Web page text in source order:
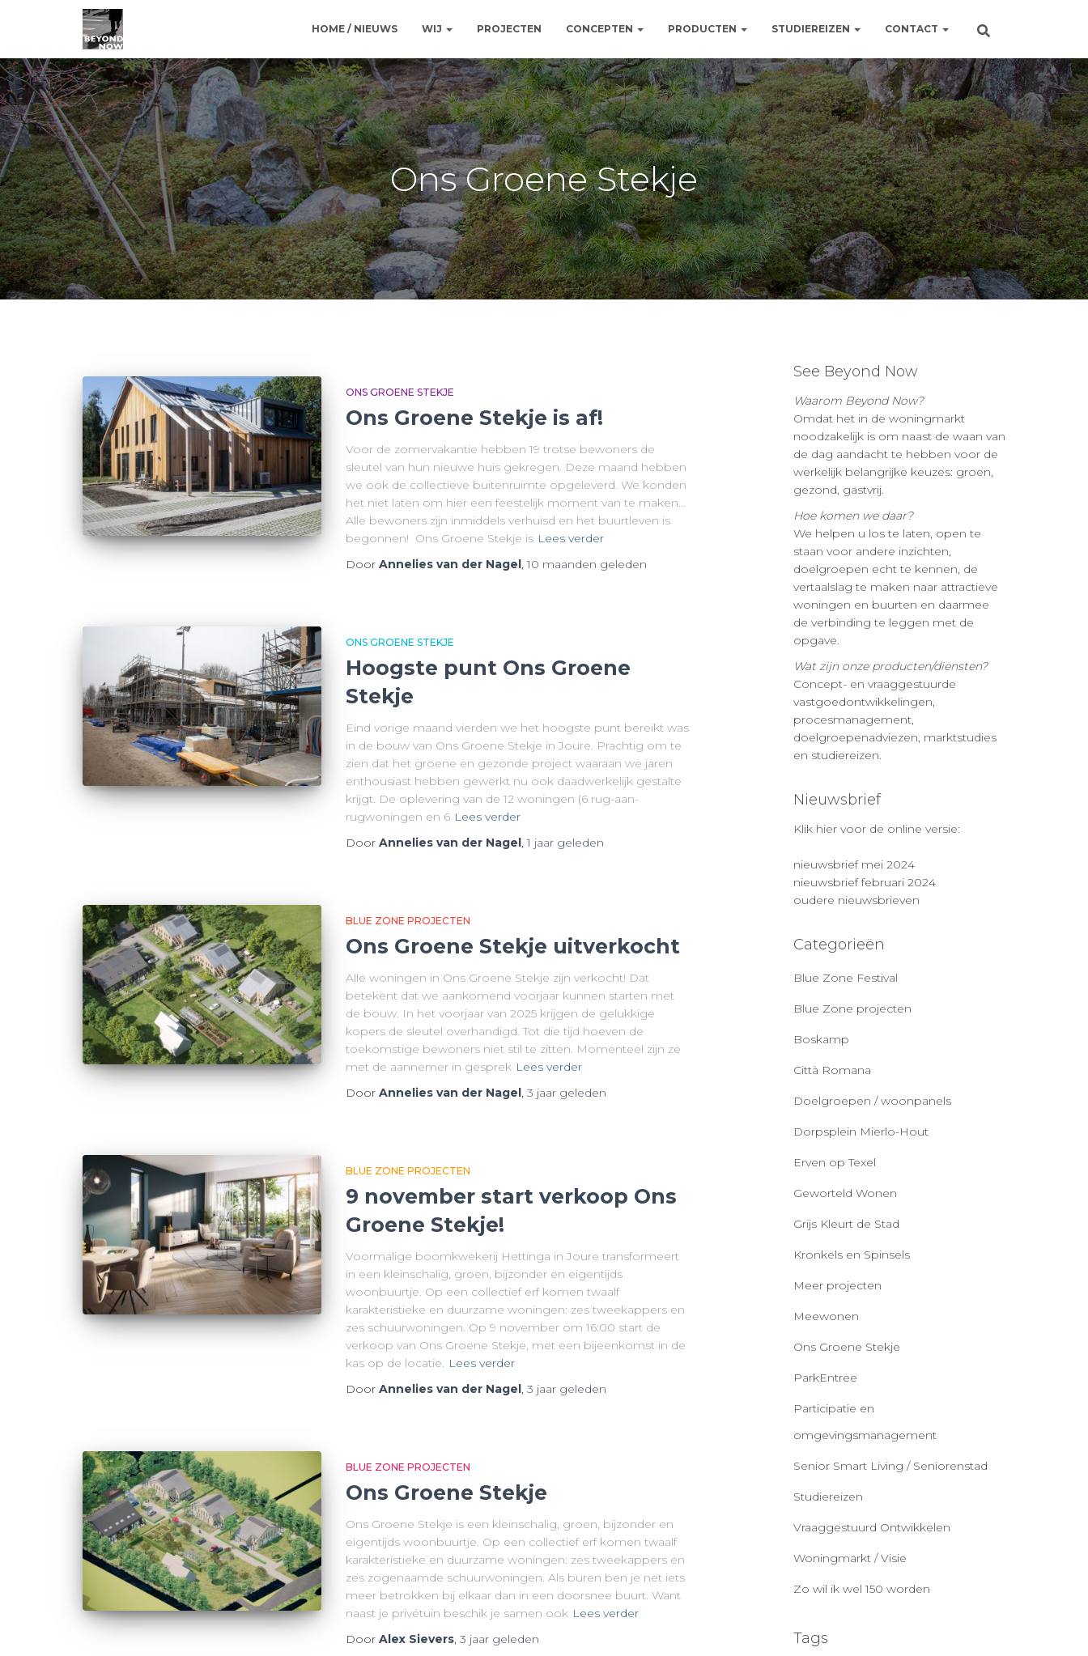
HOME / NIEUWS WIJ PROJECTEN CONCEPTEN PRODUCTEN STUDIEREIZEN CONTACT
Ons Groene Stekje
ONS GROENE STEKJE
Ons Groene Stekje is af!
Voor de zomervakantie hebben 19 trotse bewoners de
sleutel van hun nieuwe huis gekregen. Deze maand hebben
we ook de collectieve buitenruimte opgeleverd. We konden
het niet laten om hier een feestelijk moment van te maken…
Alle bewoners zijn inmiddels verhuisd en het buurtleven is
begonnen! Ons Groene Stekje is Lees verder
Door Annelies van der Nagel,10 maanden geleden
ONS GROENE STEKJE
Hoogste punt Ons Groene
Stekje
Eind vorige maand vierden we het hoogste punt bereikt was
in de bouw van Ons Groene Stekje in Joure. Prachtig om te
zien dat het groene en gezonde project waaraan we jaren
enthousiast hebben gewerkt nu ook daadwerkelijk gestalte
krijgt. De oplevering van de 12 woningen (6 rug-aan-
rugwoningen en 6 Lees verder
Door Annelies van der Nagel,1 jaar geleden
BLUE ZONE PROJECTEN
Ons Groene Stekje uitverkocht
Alle woningen in Ons Groene Stekje zijn verkocht! Dat
betekent dat we aankomend voorjaar kunnen starten met
de bouw. In het voorjaar van 2025 krijgen de gelukkige
kopers de sleutel overhandigd. Tot die tijd hoeven de
toekomstige bewoners niet stil te zitten. Momenteel zijn ze
met de aannemer in gesprek Lees verder
Door Annelies van der Nagel, 3 jaar geleden
BLUE ZONE PROJECTEN
9 november start verkoop Ons
Groene Stekje!
Voormalige boomkwekerij Hettinga in Joure transformeert
in een kleinschalig, groen, bijzonder en eigentijds
woonbuurtje. Op een collectief erf komen twaalf
karakteristieke en duurzame woningen: zes tweekappers en
zes schuurwoningen. Op 9 november om 16:00 start de
verkoop van Ons Groene Stekje, met een bijeenkomst in de
kas op de locatie. Lees verder
Door Annelies van der Nagel, 3 jaar geleden
BLUE ZONE PROJECTEN
Ons Groene Stekje
Ons Groene Stekje is een kleinschalig, groen, bijzonder en
eigentijds woonbuurtje. Op een collectief erf komen twaalf
karakteristieke en duurzame woningen: zes tweekappers en
zes zogenaamde schuurwoningen. Als buren ben je net iets
meer betrokken bij elkaar dan in een doorsnee buurt. Want
naast je privétuin beschik je samen ook Lees verder
Door Alex Sievers, 3 jaar geleden
See Beyond Now
Waarom Beyond Now?
Omdat het in de woningmarkt
noodzakelijk is om naast de waan van
de dag aandacht te hebben voor de
werkelijk belangrijke keuzes: groen,
gezond, gastvrij.
Hoe komen we daar?
We helpen u los te laten, open te
staan voor andere inzichten,
doelgroepen echt te kennen, de
vertaalslag te maken naar attractieve
woningen en buurten en daarmee
de verbinding te leggen met de
opgave.
Wat zijn onze producten/diensten?
Concept- en vraaggestuurde
vastgoedontwikkelingen,
procesmanagement,
doelgroepenadviezen, marktstudies
en studiereizen.
Nieuwsbrief
Klik hier voor de online versie:
nieuwsbrief mei 2024
nieuwsbrief februari 2024
oudere nieuwsbrieven
Categorieën
Blue Zone Festival
Blue Zone projecten
Boskamp
Città Romana
Doelgroepen / woonpanels
Dorpsplein Mierlo-Hout
Erven op Texel
Geworteld Wonen
Grijs Kleurt de Stad
Kronkels en Spinsels
Meer projecten
Meewonen
Ons Groene Stekje
ParkEntree
Participatie en
omgevingsmanagement
Senior Smart Living / Seniorenstad
Studiereizen
Vraaggestuurd Ontwikkelen
Woningmarkt / Visie
Zo wil ik wel 150 worden
Tags